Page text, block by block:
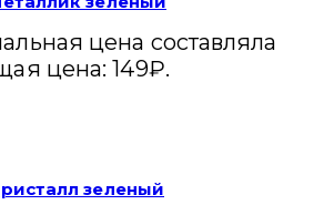
цена составляла
цена: 149₽.
зеленый